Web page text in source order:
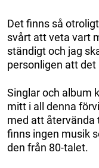
Det finns så
svårt att veta vart
ständigt och jag
personligen att
Singlar och album
mitt i all denna
med att återvända
finns ingen musik
den från 80-talet.